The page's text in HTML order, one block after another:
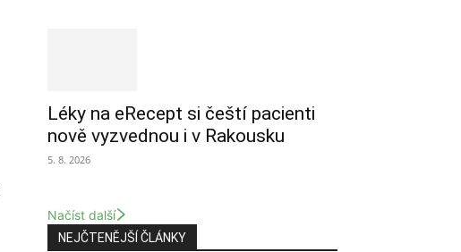
Léky na eRecept si čeští pacienti
nově vyzvednou i v Rakousku
5. 8. 2026
Načíst další
NEJČTENĚJŠÍ ČLÁNKY